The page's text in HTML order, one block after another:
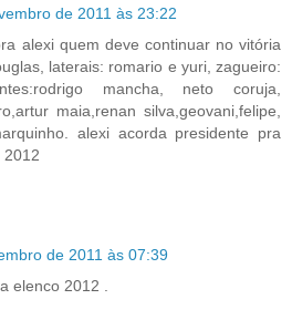
de 2011 às 23:22
alexi quem deve continuar no vitória
laterais: romario e yuri, zagueiro:
mancha, neto coruja,
maia,renan silva,geovani,felipe,
alexi acorda presidente pra
2012
de 2011 às 07:39
elenco 2012 .